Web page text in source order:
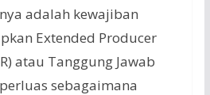
adalah kewajiban
Extended Producer
atau Tanggung Jawab
sebagaimana